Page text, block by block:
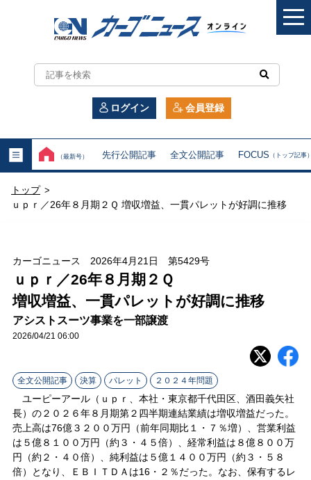
カ
ー
ニ
ュ
ー
オ
ン
ラ
ン
ログイン 会員登録
（最新号） 先行公開記事 全文公開記事 FOCUS （トップ記事
トップ >
ｕｐｒ／26年８月期２Ｑ 増収増益、一貫パレットが好調に推移
カーゴニュース 2026年4月21日 第5429号
ｕｐｒ／26年８月期２Ｑ
増収増益、一貫パレットが好調に推移
アシストスーツ事業を一部譲渡
2026/04/21 06:00
全文公開記事 決算 パレット ２０２４年問題
ユーピーアール（ｕｐｒ、本社・東京都千代田区、酒田義矢社
長）の２０２６年８月期第２四半期連結業績は増収増益だった。
売上高は76億３２００万円（前年同期比１・７％増）、営業利益
は５億８１００万円（約３・４５倍）、経常利益は８億８００万
円（約２・４０倍）、純利益は５億１４００万円（約３・５８
倍）となり、ＥＢＩＴＤＡは16・２％だった。なお、保有するレ